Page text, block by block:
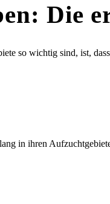
Die
so wichtig sind, ist,
in ihren